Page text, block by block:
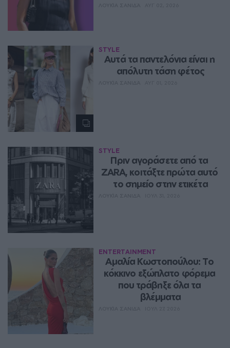
STYLE
Aυτά τα παντελόνια είναι η
απόλυτη τάση φέτος
STYLE
Πριν αγοράσετε από τα
ZARA, κοιτάξτε πρώτα αυτό
το σημείο στην ετικέτα
ENTERTAINMENT
Αμαλία Κωστοπούλου: Το
κόκκινο εξώπλατο φόρεμα
που τράβηξε όλα τα
βλέμματα